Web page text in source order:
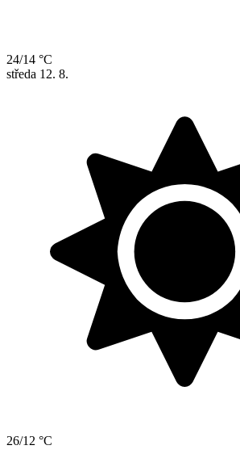
24/14 °C
středa 12. 8.
26/12 °C